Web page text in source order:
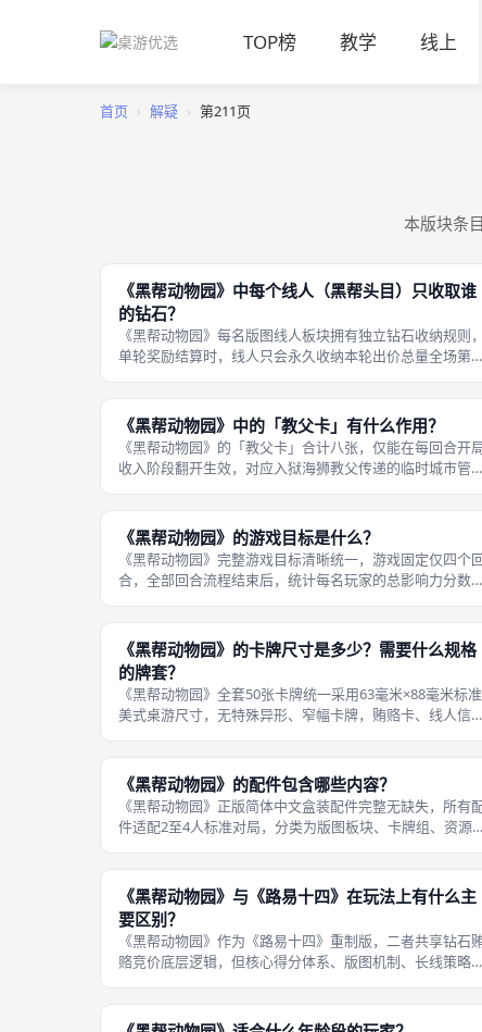
TOP榜 教学 线上
首页 › 解疑 › 第211页
本版块条
《黑帮动物园》中每个线人（黑帮头目）只收取谁
的钻石？
《黑帮动物园》每名版图线人板块拥有独立钻石收纳规则，
单轮奖励结算时，线人只会永久收纳本轮出价总量全场第一
价低于最高值的玩家，他们投放的钻石全部回收至版图中
公共钻石储备池，下一轮收入阶段可
《黑帮动物园》中的「教父卡」有什么作用？
《黑帮动物园》的「教父卡」合计八张，仅能在每回合开
收入阶段翻开生效，对应入狱海狮教父传递的临时城市管控
阶段全部操作受卡牌效果约束，下一回合自动失效，重置
有加成，是本作核心随机调剂机制，
《黑帮动物园》的游戏目标是什么？
《黑帮动物园》完整游戏目标清晰统一，游戏固定仅四个
合，全部回合流程结束后，统计每名玩家的总影响力分数
都市唯一新任黑帮掌权者；若出现同分平局，则对比剩余
石、版图控制地标数量，剩余钻石更多
《黑帮动物园》的卡牌尺寸是多少？需要什么规格
的牌套？
《黑帮动物园》全套50张卡牌统一采用63毫米×88毫米标准
美式桌游尺寸，无特殊异形、窄幅卡牌，贿赂卡、线人信息
牌套无需区分卡组，统一单规格即可全覆盖收纳，大幅降
牌套采购复杂度。适配牌套精
《黑帮动物园》的配件包含哪些内容？
《黑帮动物园》正版简体中文盒装配件完整无缺失，所有
件适配2至4人标准对局，分类为版图板块、卡牌组、资源标
次性分拣完成，全套配件清单如下。二、全套卡牌合计50
张：30张贿赂卡牌、12张线人
《黑帮动物园》与《路易十四》在玩法上有什么主
要区别？
《黑帮动物园》作为《路易十四》重制版，二者共享钻石
赂竞价底层逻辑，但核心得分体系、版图机制、长线策略路
与博弈维度的巨大差异，核心区分分为四大板块。第一，
心得分载体完全不同，原版《路易十